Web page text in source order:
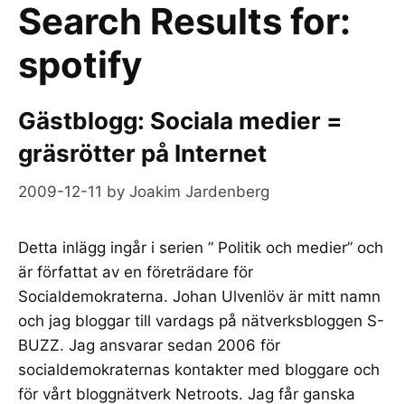
Search Results for:
spotify
Gästblogg: Sociala medier =
gräsrötter på Internet
2009-12-11 by Joakim Jardenberg
Detta inlägg ingår i serien ” Politik och medier” och
är författat av en företrädare för
Socialdemokraterna. Johan Ulvenlöv är mitt namn
och jag bloggar till vardags på nätverksbloggen S-
BUZZ. Jag ansvarar sedan 2006 för
socialdemokraternas kontakter med bloggare och
för vårt bloggnätverk Netroots. Jag får ganska